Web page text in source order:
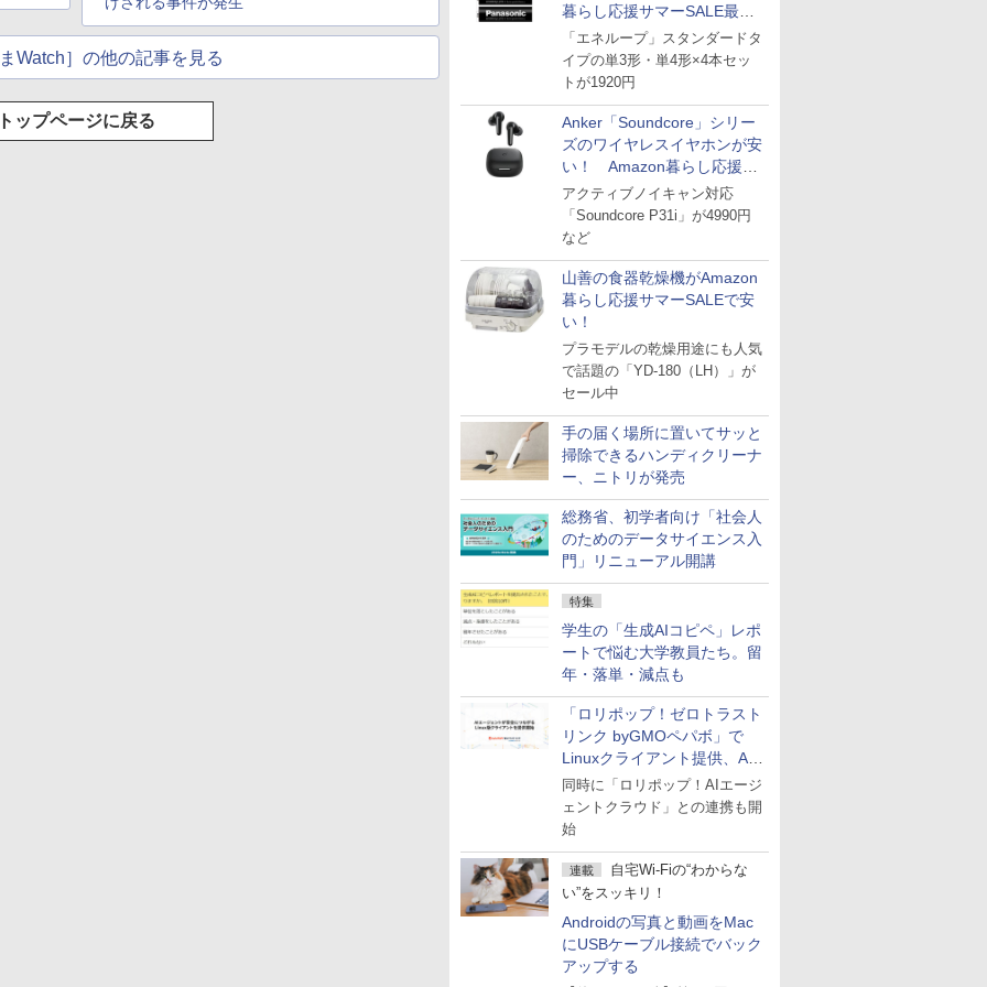
暮らし応援サマーSALE最終
日
「エネループ」スタンダードタ
イプの単3形・単4形×4本セッ
トが1920円
Anker「Soundcore」シリー
ズのワイヤレスイヤホンが安
い！ Amazon暮らし応援サ
マーSALE
アクティブノイキャン対応
「Soundcore P31i」が4990円
など
山善の食器乾燥機がAmazon
暮らし応援サマーSALEで安
い！
プラモデルの乾燥用途にも人気
で話題の「YD-180（LH）」が
セール中
手の届く場所に置いてサッと
掃除できるハンディクリーナ
ー、ニトリが発売
総務省、初学者向け「社会人
のためのデータサイエンス入
門」リニューアル開講
特集
学生の「生成AIコピペ」レポ
ートで悩む大学教員たち。留
年・落単・減点も
「ロリポップ！ゼロトラスト
リンク byGMOペパボ」で
Linuxクライアント提供、AI
エージェントの接続が容易に
同時に「ロリポップ！AIエージ
ェントクラウド」との連携も開
始
連載
自宅Wi-Fiの“わからな
い”をスッキリ！
Androidの写真と動画をMac
にUSBケーブル接続でバック
アップする
Watch］の他の記事を見る
ップページに戻る